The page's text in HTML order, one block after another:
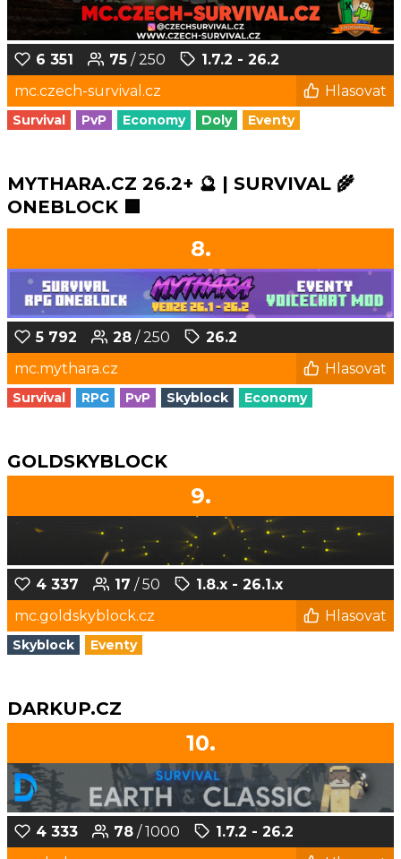
6 351 75 / 250
1.7.2 - 26.2
mc.czech-survival.cz
Hlasovat
Survival PvP Economy Doly Eventy
MYTHARA.CZ 26.2+ 🔮 | SURVIVAL 🌾
ONEBLOCK 🟩
8.
5 792 28 / 250
26.2
mc.mythara.cz
Hlasovat
Survival RPG PvP Skyblock Economy
GOLDSKYBLOCK
9.
4 337 17 / 50
1.8.x - 26.1.x
mc.goldskyblock.cz
Hlasovat
Skyblock Eventy
DARKUP.CZ
10.
4 333 78 / 1000
1.7.2 - 26.2